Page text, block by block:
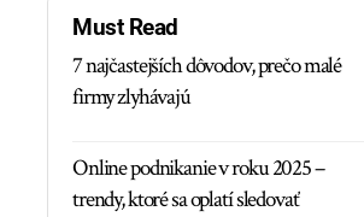
Must Read
7 najčastejších dôvodov, prečo malé
firmy zlyhávajú
Online podnikanie v roku 2025 –
trendy, ktoré sa oplatí sledovať